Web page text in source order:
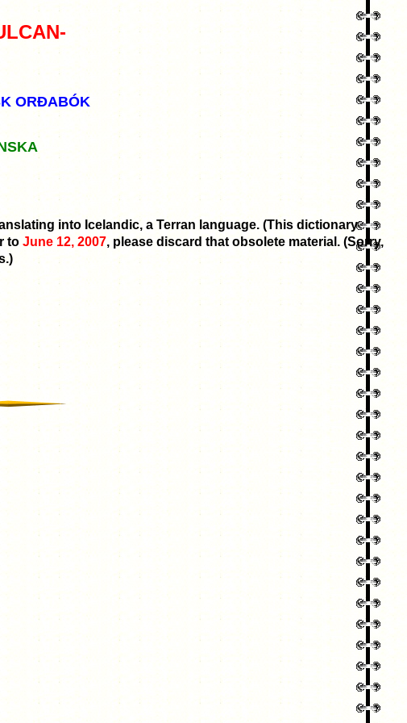
ORÐABÓK
into Icelandic, a Terran language. (This dictionary
to June 12, 2007, please discard that obsolete material. (Sorry,